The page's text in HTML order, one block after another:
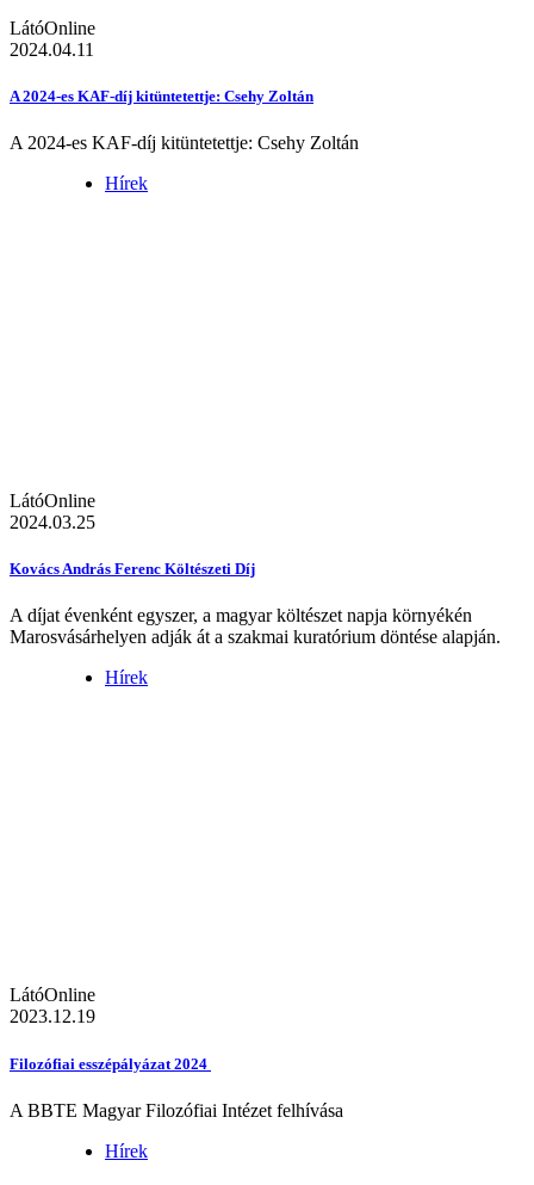
LátóOnline
2024.04.11
A 2024-es KAF-díj kitüntetettje: Csehy Zoltán
A 2024-es KAF-díj kitüntetettje: Csehy Zoltán
Hírek
LátóOnline
2024.03.25
Kovács András Ferenc Költészeti Díj
A díjat évenként egyszer, a magyar költészet napja környékén
Marosvásárhelyen adják át a szakmai kuratórium döntése alapján.
Hírek
LátóOnline
2023.12.19
Filozófiai esszépályázat 2024
A BBTE Magyar Filozófiai Intézet felhívása
Hírek